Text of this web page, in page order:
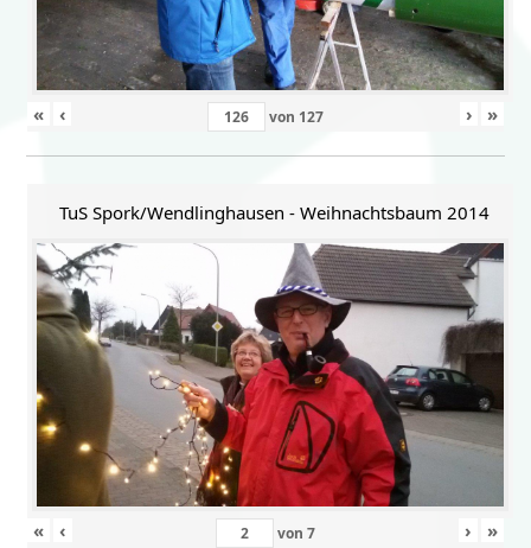
« ‹ von 127 › »
TuS Spork/Wendlinghausen - Weihnachtsbaum 2014
« ‹ von 7 › »